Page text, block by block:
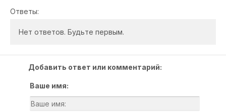
Ответы:
Нет ответов. Будьте первым.
Добавить ответ или комментарий:
Ваше имя: